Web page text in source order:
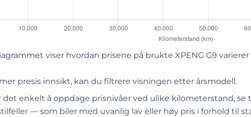
viser hvordan prisene på brukte XPENG G9
presis innsikt, kan du filtrere visningen etter årsmodell.
det enkelt å oppdage prisnivåer ved ulike kilometerstand,
— som biler med uvanlig lav eller høy pris i forhold til